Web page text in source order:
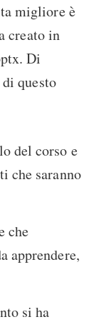
migliore è
creato in
Di
questo
del corso e
che saranno
che
apprendere,
si ha